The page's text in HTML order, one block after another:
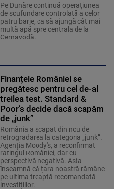
Pe Dunăre continuă operațiunea
de scufundare controlată a celor
patru barje, ca să ajungă cât mai
multă apă spre centrala de la
Cernavodă.
Finanțele României se
pregătesc pentru cel de-al
treilea test. Standard &
Poor’s decide dacă scapăm
de „junk”
România a scapat din nou de
retrogradarea la categoria „junk”.
Agenția Moody's, a reconfirmat
ratingul României, dar cu
perspectivă negativă. Asta
înseamnă că țara noastră rămâne
pe ultima treaptă recomandată
investițiilor.